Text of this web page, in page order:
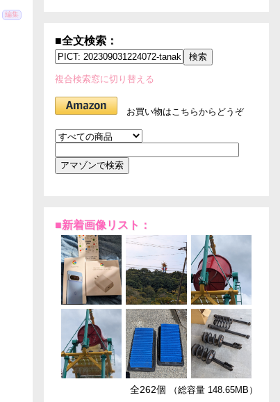
編集
■全文検索：
複合検索窓に切り替える
お買い物はこちらからどうぞ
■新着画像リスト：
全262個 （総容量 148.65MB）